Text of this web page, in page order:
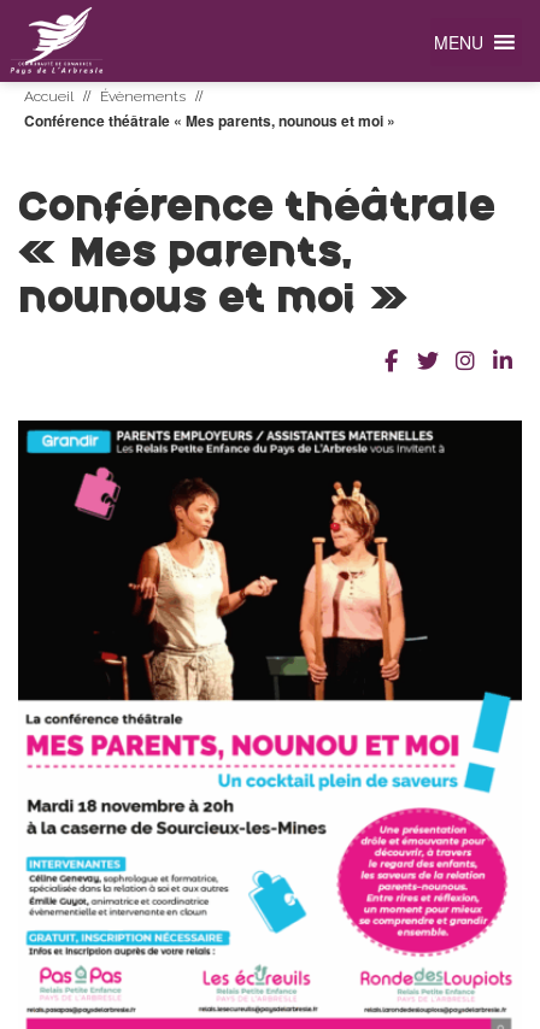
MENU
Accueil // Évènements //
Conférence théâtrale « Mes parents, nounous et moi »
Conférence théâtrale
« Mes parents,
nounous et moi »